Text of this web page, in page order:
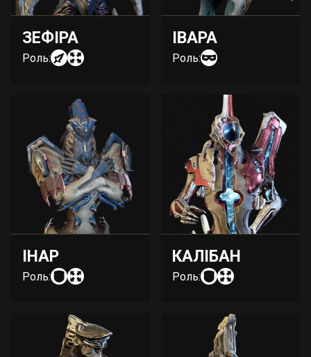
ЗЕФІРА
Роль:
ІВАРА
Роль:
ІНАР
Роль:
КАЛІБАН
Роль: